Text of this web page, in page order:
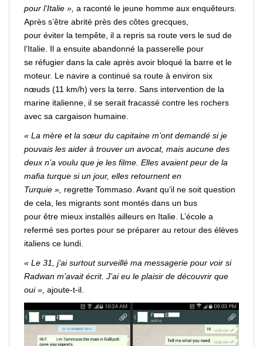
pour l’Italie », a raconté le jeune homme aux enquêteurs.
Après s’être abrité près des côtes grecques,
pour éviter la tempête, il a repris sa route vers le sud de
l’Italie. Il a ensuite abandonné la passerelle pour
se réfugier dans la cale après avoir bloqué la barre et le
moteur. Le navire a continué sa route à environ six
nœuds (11 km/h) vers la terre. Sans intervention de la
marine italienne, il se serait fracassé contre les rochers
avec sa cargaison humaine.
« La mère et la sœur du capitaine m’ont demandé si je
pouvais les aider à trouver un avocat, mais aucune des
deux n’a voulu que je les filme. Elles avaient peur de la
mafia turque si un jour, elles retournent en
Turquie », regrette Tommaso. Avant qu’il ne soit question
de cela, les migrants sont montés dans un bus
pour être mieux installés ailleurs en Italie. L’école a
refermé ses portes pour se préparer au retour des élèves
italiens ce lundi.
« Le 31, j’ai surtout surveillé ma messagerie pour voir si
Radwan m’avait écrit. J’ai eu le plaisir de découvrir que
oui », ajoute-t-il.